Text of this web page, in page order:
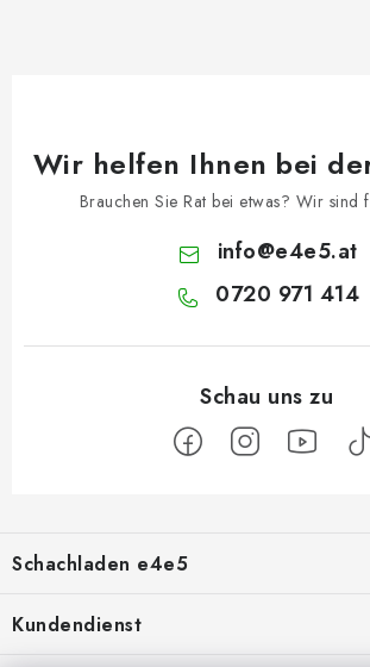
Wir helfen Ihnen bei
Brauchen Sie Rat bei etwas? Wir sind
info@e4e5.at
0720 971 414
ß
z
e
Schachladen e4e5
Kundendienst